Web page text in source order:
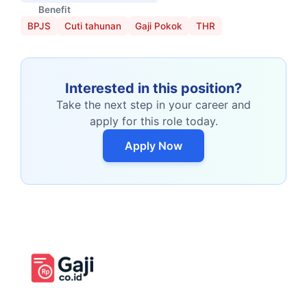
Benefit
BPJS
Cuti tahunan Gaji Pokok THR
Interested in this position?
Take the next step in your career and
apply for this role today.
Apply Now